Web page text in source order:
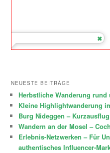
NEUESTE BEITRÄGE
Herbstliche Wanderung rund
Kleine Highlightwanderung
Burg Nideggen –
Wandern an der Mosel –
Erlebnis-Netzwerken – Für
authentisches Influencer-